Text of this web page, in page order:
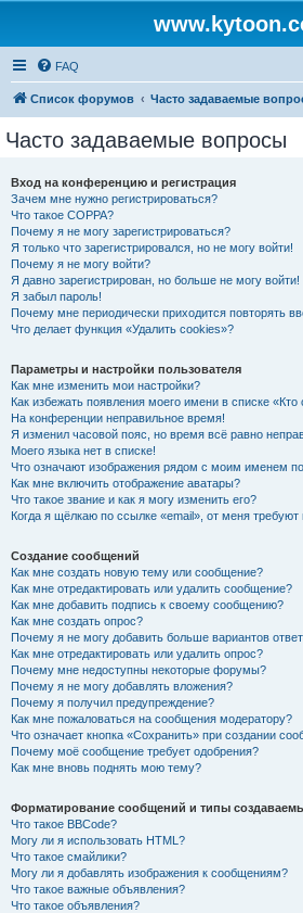
FAQ
Список форумов Часто задаваемые
Часто задаваемые вопросы
Вход на конференцию и регистрация
Зачем мне нужно регистрироваться?
Что такое COPPA?
Почему я не могу зарегистрироваться?
Я только что зарегистрировался, но не могу войти!
Почему я не могу войти?
Я давно зарегистрирован, но больше не могу войти!
Я забыл пароль!
Почему мне периодически приходится повторять
Что делает функция «Удалить cookies»?
Параметры и настройки пользователя
Как мне изменить мои настройки?
Как избежать появления моего имени в списке
На конференции неправильное время!
Я изменил часовой пояс, но время всё равно
Моего языка нет в списке!
Что означают изображения рядом с моим именем
Как мне включить отображение аватары?
Что такое звание и как я могу изменить его?
Когда я щёлкаю по ссылке «email», от меня
Создание сообщений
Как мне создать новую тему или сообщение?
Как мне отредактировать или удалить сообщение?
Как мне добавить подпись к своему сообщению?
Как мне создать опрос?
Почему я не могу добавить больше вариантов
Как мне отредактировать или удалить опрос?
Почему мне недоступны некоторые форумы?
Почему я не могу добавлять вложения?
Почему я получил предупреждение?
Как мне пожаловаться на сообщения модератору?
Что означает кнопка «Сохранить» при создании
Почему моё сообщение требует одобрения?
Как мне вновь поднять мою тему?
Форматирование сообщений и типы
Что такое BBCode?
Могу ли я использовать HTML?
Что такое смайлики?
Могу ли я добавлять изображения к сообщениям?
Что такое важные объявления?
Что такое объявления?